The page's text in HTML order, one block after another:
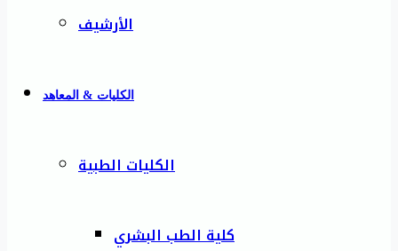
الأرشيف
الكليات & المعاهد
الكليات الطبية
كلية الطب البشري